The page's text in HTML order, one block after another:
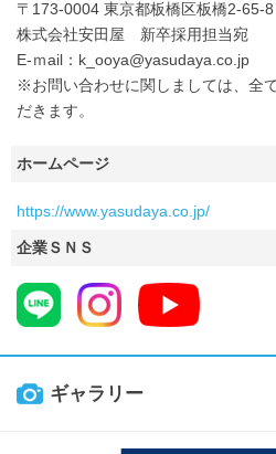
〒173-0004 東京都板橋区板橋2-65-
株式会社安田屋 新卒採用担当宛
E-ｍail：k_ooya@yasudaya.co.jp
※お問い合わせに関しましては、全
だきます。
ホームページ
https://www.yasudaya.co.jp/
企業ＳＮＳ
ギャラリー